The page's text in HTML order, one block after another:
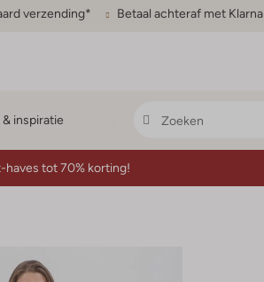
verzending* Betaal achteraf met Klarna
& inspiratie
haves tot 70% korting!